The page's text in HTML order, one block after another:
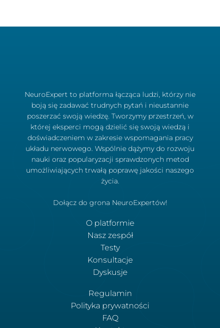
NeuroExpert to platforma łącząca ludzi, którzy nie
boją się zadawać trudnych pytań i nieustannie
poszerzać swoją wiedzę. Tworzymy przestrzeń, w
której eksperci mogą dzielić się swoją wiedzą i
doświadczeniem w zakresie wspomagania pracy
układu nerwowego. Wspólnie dążymy do rozwoju
nauki oraz popularyzacji sprawdzonych metod
umożliwiających trwałą poprawę jakości naszego
życia.
Dołącz do grona NeuroExpertów!
O platformie
Nasz zespół
Testy
Konsultacje
Dyskusje
Regulamin
Polityka prywatności
FAQ